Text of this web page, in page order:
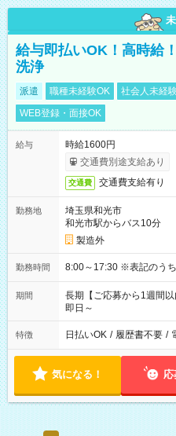
給与即払いOK！高時給
洗浄
派遣 職種未経験OK 社会人未経
WEB登録・面接OK
給与
時給1600円
交通費別途支給あり
交通費 交通費支給有り
勤務地
埼玉県和光市
和光市駅からバス10分
製造外
勤務時間 8:00～17:30 ※表
期間
長期【ご応募から1週間
即日～
特徴 日払いOK / 履歴書不要 /
気になる！ 応